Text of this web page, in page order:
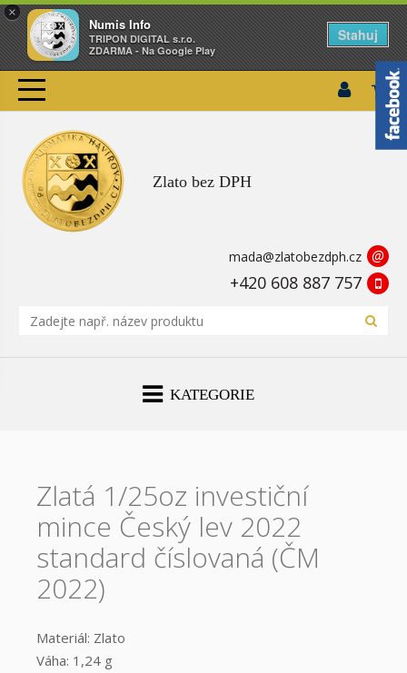
×
Numis Info
TRIPON DIGITAL s.r.o.
ZDARMA - Na Google Play
Stahuj
Zlato bez DPH
mada@zlatobezdph.cz @
+420 608 887 757
KATEGORIE
Zlatá 1/25oz investiční
mince Český lev 2022
standard číslovaná (ČM
2022)
Materiál: Zlato
Váha: 1,24 g